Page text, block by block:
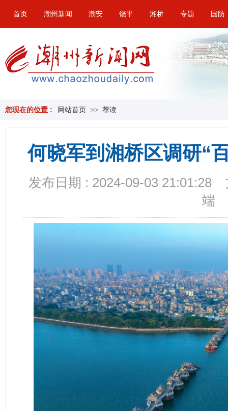
首页 潮州新闻 潮安 饶平 湘桥 专题 国防
您现在的位置 : 网站首页 >> 荐读
何晓军到湘桥区调研“
发布日期 : 2024-09-03 21:01:28
端